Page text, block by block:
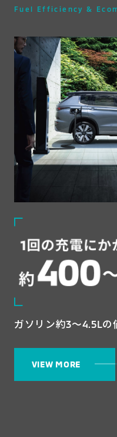
Fuel Efficiency &
ガソリン約3～4.5Lの
VIEW MORE